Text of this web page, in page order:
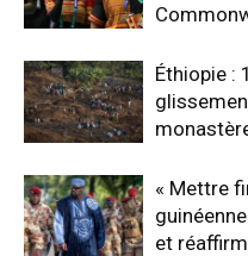
Éthiopie :
« Mettre
et